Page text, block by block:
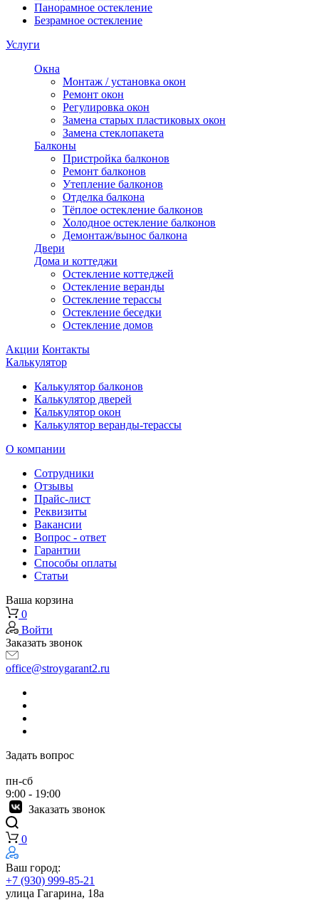
Панорамное остекление
Безрамное остекление
Услуги
Окна
Монтаж / установка окон
Ремонт окон
Регулировка окон
Замена старых пластиковых окон
Замена стеклопакета
Балконы
Пристройка балконов
Ремонт балконов
Утепление балконов
Отделка балкона
Тёплое остекление балконов
Холодное остекление балконов
Демонтаж/вынос балкона
Двери
Дома и коттеджи
Остекление коттеджей
Остекление веранды
Остекление терассы
Остекление беседки
Остекление домов
Акции Контакты
Калькулятор
Калькулятор балконов
Калькулятор дверей
Калькулятор окон
Калькулятор веранды-терассы
О компании
Сотрудники
Отзывы
Прайс-лист
Реквизиты
Вакансии
Вопрос - ответ
Гарантии
Способы оплаты
Статьи
Ваша корзина
0
Войти
Заказать звонок
office@stroygarant2.ru
Задать вопрос
пн-сб
9:00 - 19:00
Заказать звонок
0
Ваш город:
+7 (930) 999-85-21
улица Гагарина, 18а